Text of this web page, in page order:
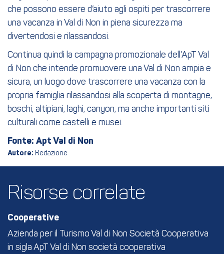
che possono essere d’aiuto agli ospiti per trascorrere
una vacanza in Val di Non in piena sicurezza ma
divertendosi e rilassandosi.
Continua quindi la campagna promozionale dell’ApT Val
di Non che intende promuovere una Val di Non ampia e
sicura, un luogo dove trascorrere una vacanza con la
propria famiglia rilassandosi alla scoperta di montagne,
boschi, altipiani, laghi, canyon, ma anche importanti siti
culturali come castelli e musei.
Fonte: Apt Val di Non
Autore: Redazione
Risorse correlate
Cooperative
Azienda per il Turismo Val di Non Società Cooperativa
in sigla ApT Val di Non società cooperativa